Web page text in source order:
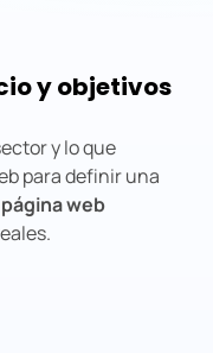
y objetivos
y lo que
para definir una
web